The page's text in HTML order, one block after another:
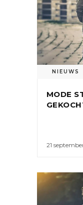
NIEUWS
MODE
21